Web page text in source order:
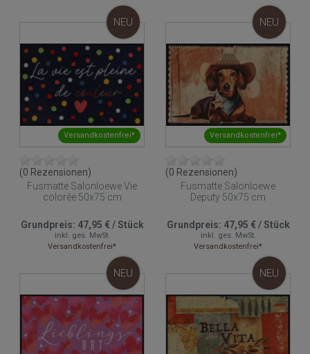
Versandkostenfrei*
NEU
(0 Rezensionen)
Fusmatte Salonloewe Vie
colorée 50x75 cm
Grundpreis: 47,95 €/Stück
inkl. ges. MwSt.
Versandkostenfrei*
Versandkostenfrei*
NEU
(0 Rezensionen)
Fusmatte Salonloewe
Deputy 50x75 cm
Grundpreis: 47,95 €/Stück
inkl. ges. MwSt.
Versandkostenfrei*
NEU NEU